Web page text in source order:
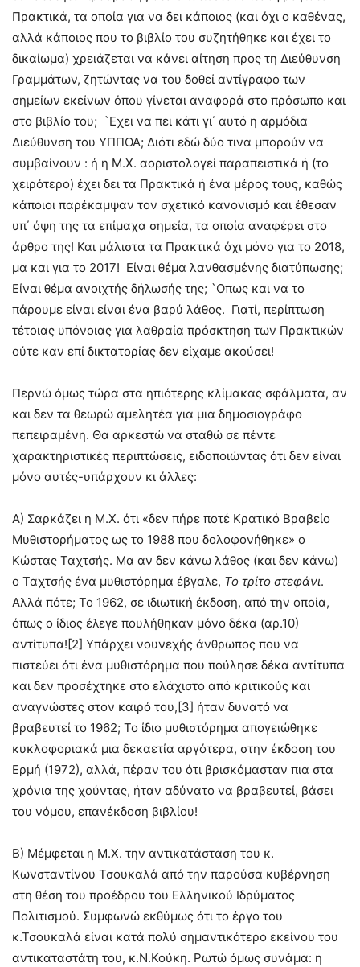
Πρακτικά, τα οποία για να δει κάποιος (και όχι ο καθένας,
αλλά κάποιος που το βιβλίο του συζητήθηκε και έχει το
δικαίωμα) χρειάζεται να κάνει αίτηση προς τη Διεύθυνση
Γραμμάτων, ζητώντας να του δοθεί αντίγραφο των
σημείων εκείνων όπου γίνεται αναφορά στο πρόσωπο και
στο βιβλίο του; `Εχει να πει κάτι γι΄ αυτό η αρμόδια
Διεύθυνση του ΥΠΠΟΑ; Διότι εδώ δύο τινα μπορούν να
συμβαίνουν : ή η Μ.Χ. αοριστολογεί παραπειστικά ή (το
χειρότερο) έχει δει τα Πρακτικά ή ένα μέρος τους, καθώς
κάποιοι παρέκαμψαν τον σχετικό κανονισμό και έθεσαν
υπ΄ όψη της τα επίμαχα σημεία, τα οποία αναφέρει στο
άρθρο της! Και μάλιστα τα Πρακτικά όχι μόνο για το 2018,
μα και για το 2017! Είναι θέμα λανθασμένης διατύπωσης;
Είναι θέμα ανοιχτής δήλωσής της; `Οπως και να το
πάρουμε είναι είναι ένα βαρύ λάθος. Γιατί, περίπτωση
τέτοιας υπόνοιας για λαθραία πρόσκτηση των Πρακτικών
ούτε καν επί δικτατορίας δεν είχαμε ακούσει!
Περνώ όμως τώρα στα ηπιότερης κλίμακας σφάλματα, αν
και δεν τα θεωρώ αμελητέα για μια δημοσιογράφο
πεπειραμένη. Θα αρκεστώ να σταθώ σε πέντε
χαρακτηριστικές περιπτώσεις, ειδοποιώντας ότι δεν είναι
μόνο αυτές-υπάρχουν κι άλλες:
Α) Σαρκάζει η Μ.Χ. ότι «δεν πήρε ποτέ Κρατικό Βραβείο
Μυθιστορήματος ως το 1988 που δολοφονήθηκε» ο
Κώστας Ταχτσής. Μα αν δεν κάνω λάθος (και δεν κάνω)
ο Ταχτσής ένα μυθιστόρημα έβγαλε, Το τρίτο στεφάνι.
Αλλά πότε; Το 1962, σε ιδιωτική έκδοση, από την οποία,
όπως ο ίδιος έλεγε πουλήθηκαν μόνο δέκα (αρ.10)
αντίτυπα![2] Υπάρχει νουνεχής άνθρωπος που να
πιστεύει ότι ένα μυθιστόρημα που πούλησε δέκα αντίτυπα
και δεν προσέχτηκε στο ελάχιστο από κριτικούς και
αναγνώστες στον καιρό του,[3] ήταν δυνατό να
βραβευτεί το 1962; Το ίδιο μυθιστόρημα απογειώθηκε
κυκλοφοριακά μια δεκαετία αργότερα, στην έκδοση του
Ερμή (1972), αλλά, πέραν του ότι βρισκόμασταν πια στα
χρόνια της χούντας, ήταν αδύνατο να βραβευτεί, βάσει
του νόμου, επανέκδοση βιβλίου!
Β) Μέμφεται η Μ.Χ. την αντικατάσταση του κ.
Κωνσταντίνου Τσουκαλά από την παρούσα κυβέρνηση
στη θέση του προέδρου του Ελληνικού Ιδρύματος
Πολιτισμού. Συμφωνώ εκθύμως ότι το έργο του
κ.Τσουκαλά είναι κατά πολύ σημαντικότερο εκείνου του
αντικαταστάτη του, κ.Ν.Κούκη. Ρωτώ όμως συνάμα: η